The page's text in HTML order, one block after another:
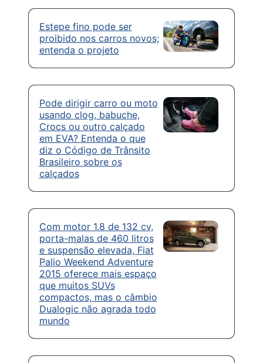
Estepe fino pode ser
proibido nos carros novos;
entenda o projeto
Pode dirigir carro ou moto
usando clog, babuche,
Crocs ou outro calçado
em EVA? Entenda o que
diz o Código de Trânsito
Brasileiro sobre os
calçados
Com motor 1.8 de 132 cv,
porta-malas de 460 litros
e suspensão elevada, Fiat
Palio Weekend Adventure
2015 oferece mais espaço
que muitos SUVs
compactos, mas o câmbio
Dualogic não agrada todo
mundo